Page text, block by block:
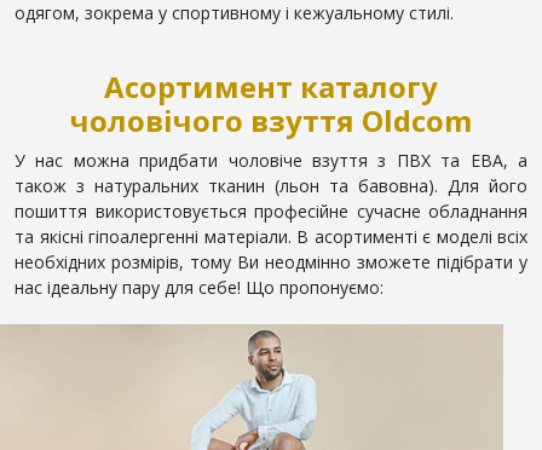
одягом, зокрема у спортивному і кежуальному стилі.
Асортимент каталогу
чоловічого взуття Oldcom
У нас можна придбати чоловіче взуття з ПВХ та ЕВА, а
також з натуральних тканин (льон та бавовна). Для його
пошиття використовується професійне сучасне обладнання
та якісні гіпоалергенні матеріали. В асортименті є моделі всіх
необхідних розмірів, тому Ви неодмінно зможете підібрати у
нас ідеальну пару для себе! Що пропонуємо: